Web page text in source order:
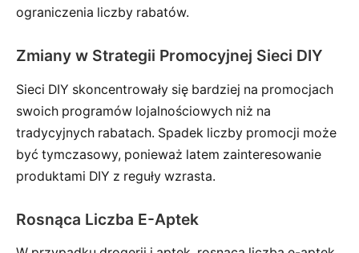
ograniczenia liczby rabatów.
Zmiany w Strategii Promocyjnej Sieci DIY
Sieci DIY skoncentrowały się bardziej na promocjach
swoich programów lojalnościowych niż na
tradycyjnych rabatach. Spadek liczby promocji może
być tymczasowy, ponieważ latem zainteresowanie
produktami DIY z reguły wzrasta.
Rosnąca Liczba E-Aptek